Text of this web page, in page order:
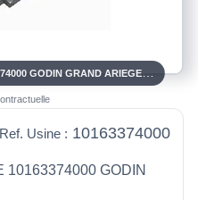
PLAQUE FOYER GAUCHE 10163374000 GODIN GRAND ARIEGEOIS 3753
Ref. Usine : 10163374000
10163374000 GODIN